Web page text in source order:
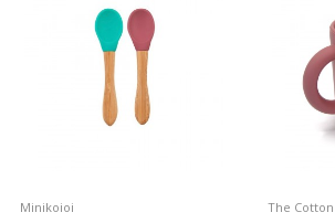
Minikoioi The